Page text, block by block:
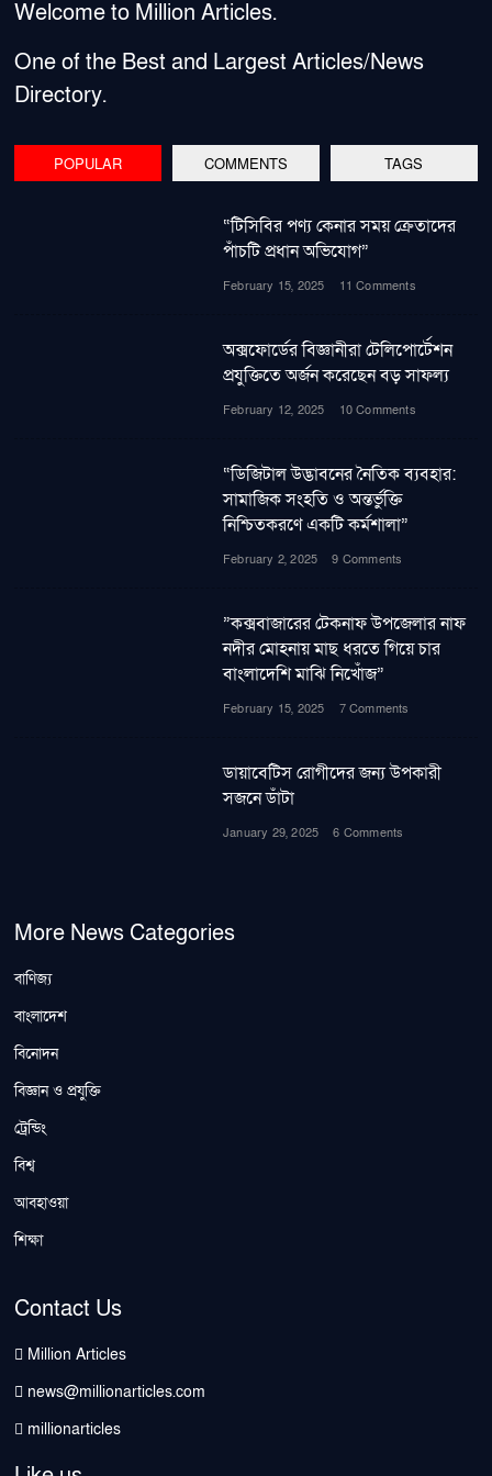
Welcome to Million Articles.
One of the Best and Largest Articles/News
Directory.
POPULAR COMMENTS TAGS
“টিসিবির পণ্য কেনার সময় ক্রেতাদের
পাঁচটি প্রধান অভিযোগ”
February 15, 2025 11 Comments
অক্সফোর্ডের বিজ্ঞানীরা টেলিপোর্টেশন
প্রযুক্তিতে অর্জন করেছেন বড় সাফল্য
February 12, 2025 10 Comments
“ডিজিটাল উদ্ভাবনের নৈতিক ব্যবহার:
সামাজিক সংহতি ও অন্তর্ভুক্তি
নিশ্চিতকরণে একটি কর্মশালা”
February 2, 2025 9 Comments
”কক্সবাজারের টেকনাফ উপজেলার নাফ
নদীর মোহনায় মাছ ধরতে গিয়ে চার
বাংলাদেশি মাঝি নিখোঁজ”
February 15, 2025 7 Comments
ডায়াবেটিস রোগীদের জন্য উপকারী
সজনে ডাঁটা
January 29, 2025 6 Comments
More News Categories
বাণিজ্য
বাংলাদেশ
বিনোদন
বিজ্ঞান ও প্রযুক্তি
ট্রেন্ডিং
বিশ্ব
আবহাওয়া
শিক্ষা
Contact Us
Million Articles
news@millionarticles.com
millionarticles